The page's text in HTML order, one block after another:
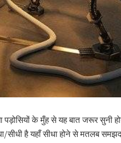
के मुँह से यह बात जरूर सुनी
है यहाँ सीधा होने से मतलब